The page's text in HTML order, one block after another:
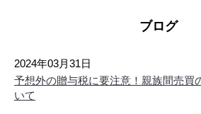
仲介手数料30%OFF
尼崎市 善法寺町 中古一戸建ての新着物
た。詳しくはお問い合わせください。
ブログ
2024年03月31日
予想外の贈与税に要注意！親族間売買
いて